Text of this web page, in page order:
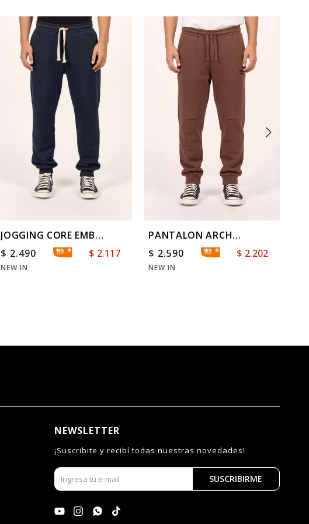
JOGGING CORE EMB
COLOR REG
$ 2.490 $ 2.117
NEW IN
PANTALON ARCH
RELAXED
$ 2.590 $ 2.202
NEW IN
NEWSLETTER
¡Suscribite y recibí todas nuestras novedades!
SUSCRIBIRME
   